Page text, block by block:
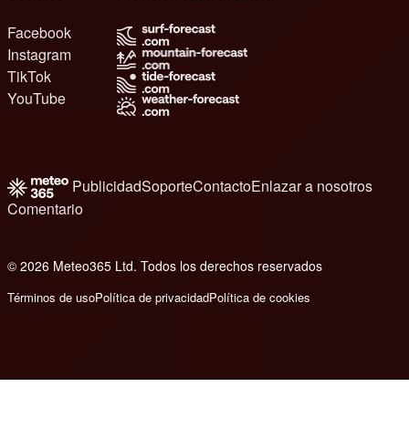
Facebook
Instagram
TikTok
YouTube
PublicidadSoporteContactoEnlazar a nosotros
Comentario
© 2026 Meteo365 Ltd. Todos los derechos reservados
Términos de usoPolítica de privacidadPolítica de cookies